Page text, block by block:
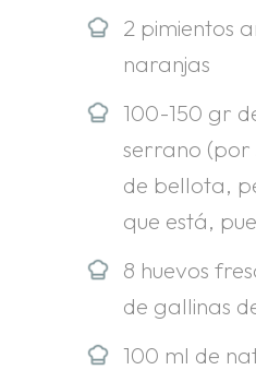
2 pimientos
naranjas
100-150 gr
serrano (por
de bellota,
que está,
8 huevos
de gallinas
100 ml de